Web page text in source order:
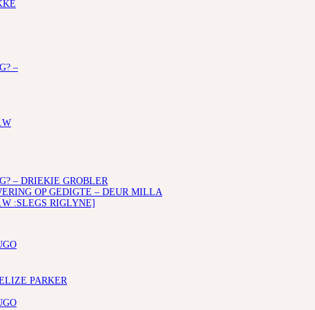
–
– DRIEKIE GROBLER
OP GEDIGTE – DEUR MILLA
:SLEGS RIGLYNE]
PARKER